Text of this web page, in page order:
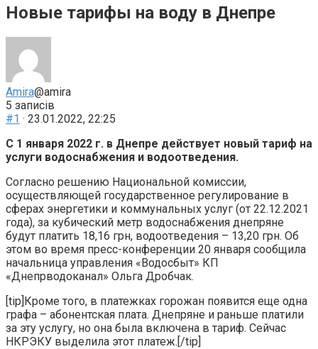
тут:
Новые тарифы на воду в Днепре
Amira@amira
5 записів
#1 · 23.01.2022, 22:25
С 1 января 2022 г. в Днепре действует новый тариф на
услуги водоснабжения и водоотведения.
Согласно решению Национальной комиссии,
осуществляющей государственное регулирование в
сферах энергетики и коммунальных услуг (от 22.12.2021
года), за кубический метр водоснабжения днепряне
будут платить 18,16 грн, водоотведения – 13,20 грн. Об
этом во время пресс-конференции 20 января сообщила
начальница управления «Водосбыт» КП
«Днепрводоканал» Ольга Дробчак.
[tip]Кроме того, в платежках горожан появится еще одна
графа – абонентская плата. Днепряне и раньше платили
за эту услугу, но она была включена в тариф. Сейчас
НКРЭКУ выделила этот платеж.[/tip]